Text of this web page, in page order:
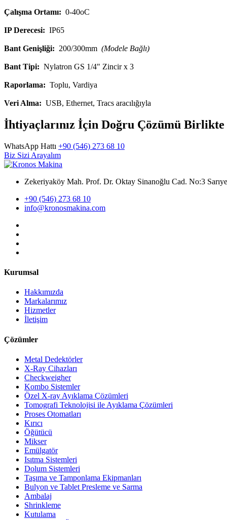
Çalışma Ortamı: 0-40oC
IP Derecesi: IP65
Bant Genişliği: 200/300mm (Modele Bağlı)
Bant Tipi: Nylatron GS 1/4" Zincir x 3
Raporlama: Toplu, Vardiya
Veri Alma: USB, Ethernet, Tracs aracılığıyla
İhtiyaçlarınız İçin Doğru Çözümü Birlikte
WhatsApp Hattı +90 (546) 273 68 10
Biz Sizi Arayalım
Zekeriyaköy Mah. Prof. Dr. Oktay Sinanoğlu Cad. No:3
+90 (546) 273 68 10
info@kronosmakina.com
Kurumsal
Hakkımızda
Markalarımız
Hizmetler
İletişim
Çözümler
Metal Dedektörler
X-Ray Cihazları
Checkweigher
Kombo Sistemler
Özel X-ray Ayıklama Çözümleri
Tomografi Teknolojisi ile Ayıklama Çözümleri
Proses Otomatları
Kırıcı
Öğütücü
Mikser
Emülgatör
Isıtma Sistemleri
Dolum Sistemleri
Taşıma ve Tamponlama Ekipmanları
Bulyon ve Tablet Presleme ve Sarma
Ambalaj
Shrinkleme
Kutulama